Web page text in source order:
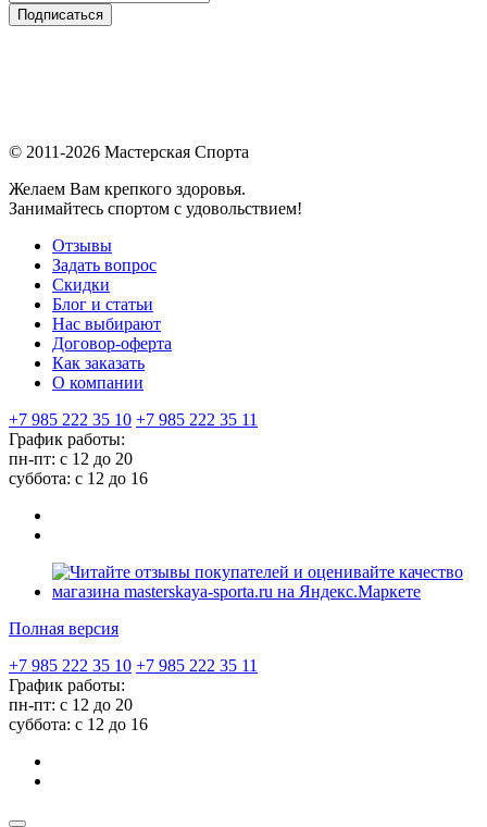
Подписаться
© 2011-2026 Мастерская Спорта
Желаем Вам крепкого здоровья.
Занимайтесь спортом с удовольствием!
Отзывы
Задать вопрос
Скидки
Блог и статьи
Нас выбирают
Договор-оферта
Как заказать
О компании
+7 985 222 35 10 +7 985 222 35 11
График работы:
пн-пт: с 12 до 20
суббота: c 12 до 16
Полная версия
+7 985 222 35 10 +7 985 222 35 11
График работы:
пн-пт: с 12 до 20
суббота: c 12 до 16